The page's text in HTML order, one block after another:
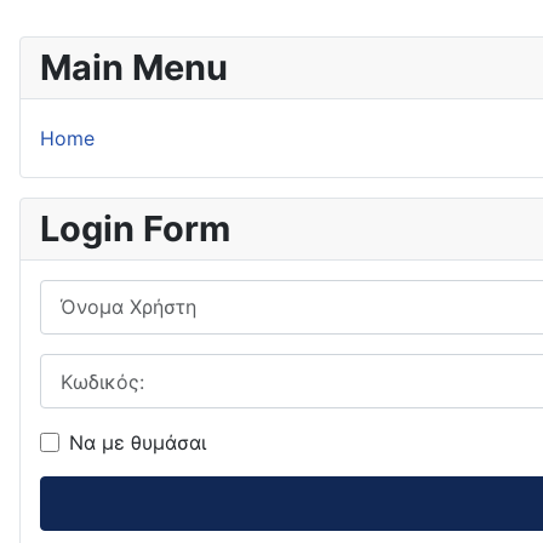
Main Menu
Home
Login Form
Όνομα Χρήστη
Να με θυμάσαι